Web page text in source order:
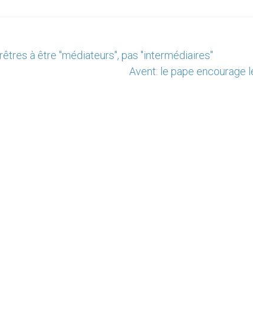
à être "médiateurs", pas "intermédiaires"
Avent: le pape encourage